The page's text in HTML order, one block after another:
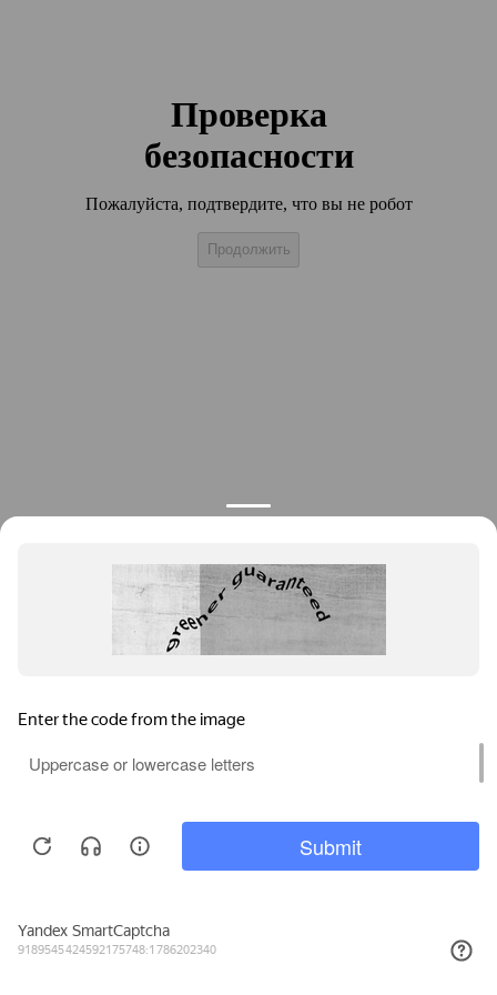
Проверка
безопасности
Пожалуйста, подтвердите, что вы не робот
Продолжить